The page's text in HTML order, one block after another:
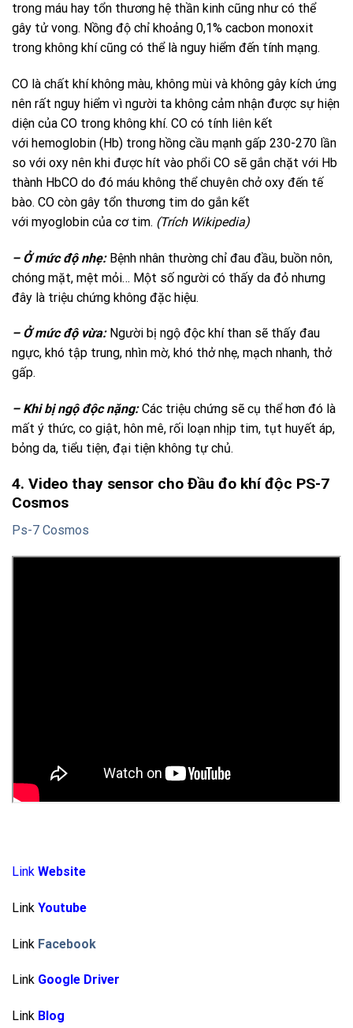
trong máu hay tổn thương hệ thần kinh cũng như có thể
gây tử vong. Nồng độ chỉ khoảng 0,1% cacbon monoxit
trong không khí cũng có thể là nguy hiểm đến tính mạng.
CO là chất khí không màu, không mùi và không gây kích ứng
nên rất nguy hiểm vì người ta không cảm nhận được sự hiện
diện của CO trong không khí. CO có tính liên kết
với hemoglobin (Hb) trong hồng cầu mạnh gấp 230-270 lần
so với oxy nên khi được hít vào phổi CO sẽ gắn chặt với Hb
thành HbCO do đó máu không thể chuyên chở oxy đến tế
bào. CO còn gây tổn thương tim do gắn kết
với myoglobin của cơ tim. (Trích Wikipedia)
– Ở mức độ nhẹ: Bệnh nhân thường chỉ đau đầu, buồn nôn,
chóng mặt, mệt mỏi… Một số người có thấy da đỏ nhưng
đây là triệu chứng không đặc hiệu.
– Ở mức độ vừa: Người bị ngộ độc khí than sẽ thấy đau
ngực, khó tập trung, nhìn mờ, khó thở nhẹ, mạch nhanh, thở
gấp.
– Khi bị ngộ độc nặng:Các triệu chứng sẽ cụ thể hơn đó là
mất ý thức, co giật, hôn mê, rối loạn nhịp tim, tụt huyết áp,
bỏng da, tiểu tiện, đại tiện không tự chủ.
4. Video thay sensor cho Đầu đo khí độc PS-7
Cosmos
Ps-7 Cosmos
Link Website
Link Youtube
Link Facebook
Link Google Driver
Link Blog